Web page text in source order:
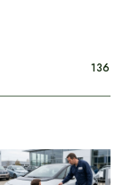
136